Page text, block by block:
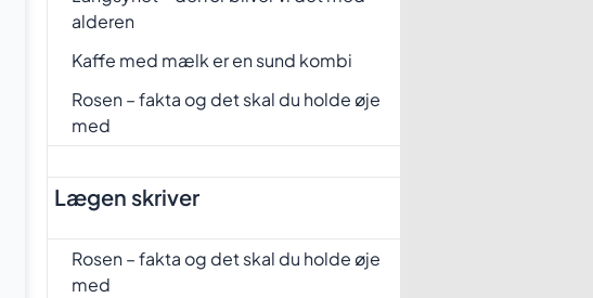
alderen
Kaffe med mælk er en sund kombi
Rosen – fakta og det skal du holde øje
med
Lægen skriver
Rosen – fakta og det skal du holde øje
med